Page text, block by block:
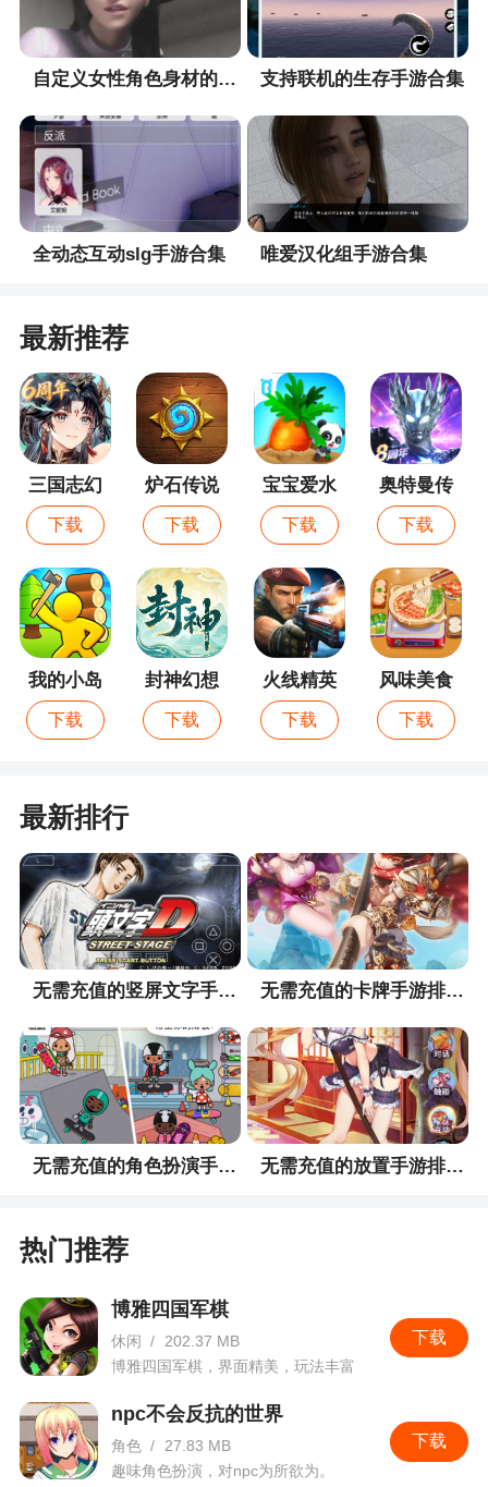
金币*500W、体力*100、单抽卡*1、预约专属
定制礼盒*1(单抽卡*1、十连抽*1、武磊A*1、郑智
A*1、张稀哲A*1、王永柏A*1、张凌峰A*1，随机获
世界杯礼包
礼包内容：欧元*198w，体力*50，维生素*1，B
品质装备：剑客*1
假日礼包
料*18
游戏特色
1、首度引入足球游戏国战玩法，联盟会长可争
夺三大足协会长位置，进行激烈的城市争夺战，最
终在规定时限内抢占巴黎的联盟可获得冠军，强调
策略、调度、统筹能力
2、在比赛中，选手作为球队主教练，由每回合
进攻和防守决定，在比赛现场准确判断比赛情况，
合理判断比赛情况
3、招募玩法随机招募球员，自定义度高
4、FIFPro授权，万名现役真实球星
以及高度仿真的智能AI，从球员之间的激情对抗，
足球体验
6、实时竞技：你可以体验热血足球场的狂欢之
旅，加入你喜欢的队伍，挑战世界杯
1、游戏需要玩家多多思考策略，在娱乐中动脑
2、球场风云游戏下载推荐给大家！这是一款采
用了PVP联机对抗的足球竞技类手游，让你可以扮
演自己喜欢的球星，去参与到赛场竞技，还可以不
的不要错过
杯！在这里你将成为战队的经理，招募成员开始准
备世界杯！这里有着全球知名球星的加盟，你可以
自由的选择成员，打造你心中的梦之队；多种玩法
让你获取养成资源，让你更加更加轻松打养成球
员，打造最强足球战队
4、足球作为国内外都十分热门的一项运动，那
自定义女性角色身材的手游合集 支持联机的生存手游合集
全动态互动slg手游合集 唯爱汉化组手游合集
最新推荐
三国志幻
想大陆
下载
炉石传说
下载
宝宝爱水
果蔬菜
下载
奥特曼传
奇英雄
下载
我的小岛
下载
封神幻想
世界
下载
火线精英
下载
风味美食
街
下载
最新排行
无需充值的竖屏文字手游排行榜 无需充值的卡牌手游排行榜
无需充值的角色扮演手游排行榜 无需充值的放置手游排行榜
热门推荐
下载
博雅四国军棋
休闲 / 202.37 MB
博雅四国军棋，界面精美，玩法丰富
下载
npc不会反抗的世界
角色 /
27.83 MB
趣味角色扮演，对npc为所欲为。